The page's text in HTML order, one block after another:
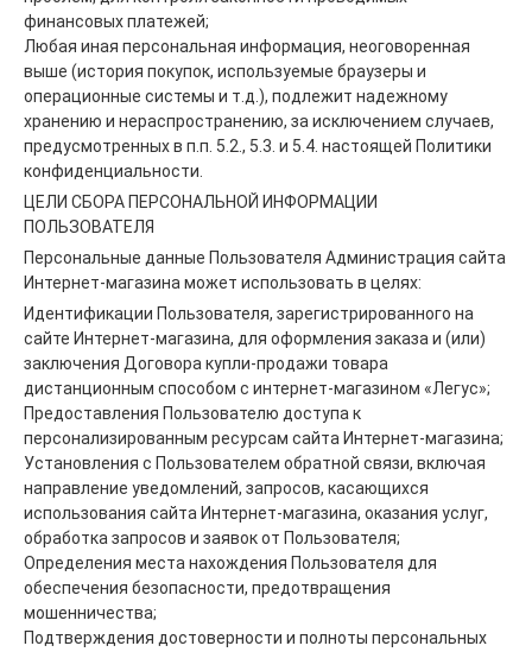
финансовых платежей;
Любая иная персональная информация, неоговоренная
выше (история покупок, используемые браузеры и
операционные системы и т.д.), подлежит надежному
хранению и нераспространению, за исключением случаев,
предусмотренных в п.п. 5.2., 5.3. и 5.4. настоящей Политики
конфиденциальности.
ЦЕЛИ СБОРА ПЕРСОНАЛЬНОЙ ИНФОРМАЦИИ
ПОЛЬЗОВАТЕЛЯ
Персональные данные Пользователя Администрация сайта
Интернет-магазина может использовать в целях:
Идентификации Пользователя, зарегистрированного на
сайте Интернет-магазина, для оформления заказа и (или)
заключения Договора купли-продажи товара
дистанционным способом с интернет-магазином «Легус»;
Предоставления Пользователю доступа к
персонализированным ресурсам сайта Интернет-магазина;
Установления с Пользователем обратной связи, включая
направление уведомлений, запросов, касающихся
использования сайта Интернет-магазина, оказания услуг,
обработка запросов и заявок от Пользователя;
Определения места нахождения Пользователя для
обеспечения безопасности, предотвращения
мошенничества;
Подтверждения достоверности и полноты персональных